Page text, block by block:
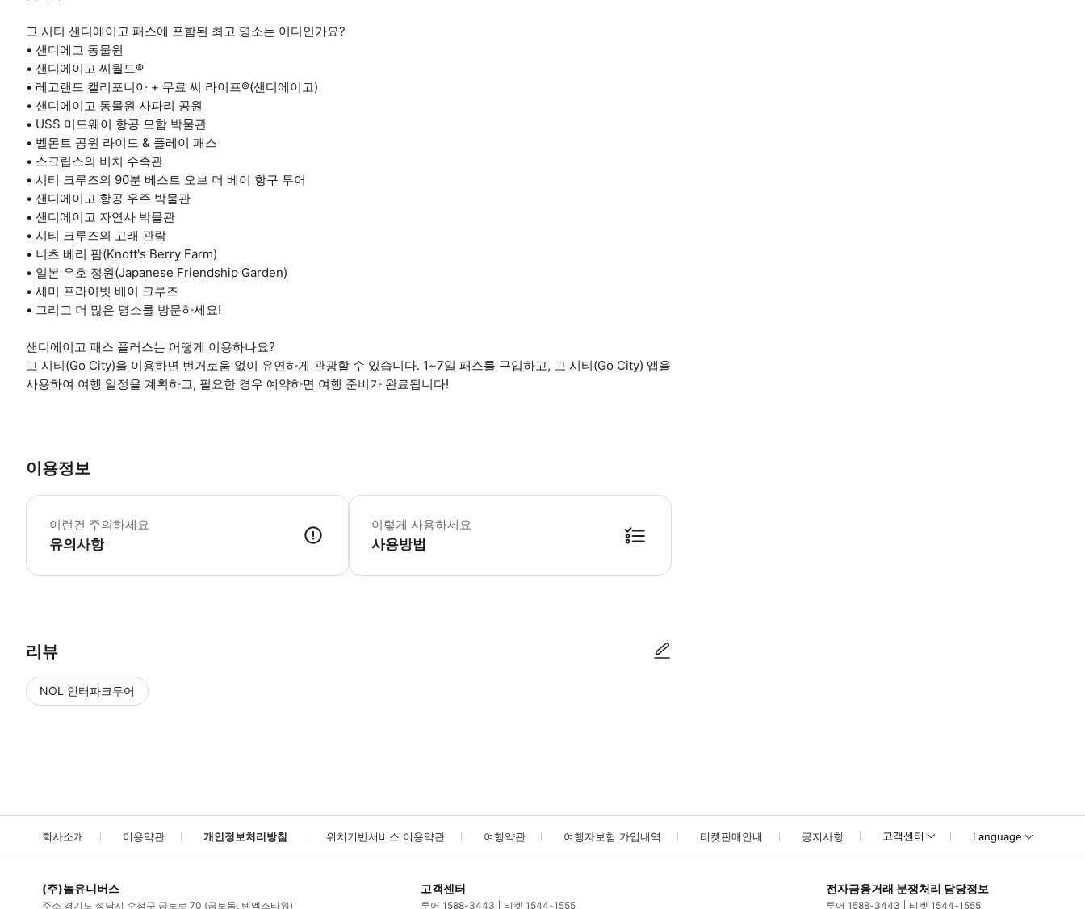
고 시티 샌디에이고 패스에 포함된 최고 명소는 어디인가요?
• 샌디에고 동물원
• 샌디에이고 씨월드®
• 레고랜드 캘리포니아 + 무료 씨 라이프®(샌디에이고)
• 샌디에이고 동물원 사파리 공원
• USS 미드웨이 항공 모함 박물관
• 벨몬트 공원 라이드 & 플레이 패스
• 스크립스의 버치 수족관
• 시티 크루즈의 90분 베스트 오브 더 베이 항구 투어
• 샌디에이고 항공 우주 박물관
• 샌디에이고 자연사 박물관
• 시티 크루즈의 고래 관람
• 너츠 베리 팜(Knott's Berry Farm)
• 일본 우호 정원(Japanese Friendship Garden)
• 세미 프라이빗 베이 크루즈
• 그리고 더 많은 명소를 방문하세요!
샌디에이고 패스 플러스는 어떻게 이용하나요?
고 시티(Go City)을 이용하면 번거로움 없이 유연하게 관광할 수 있습니다. 1~7일 패스를 구입하고, 고 시티(Go City) 앱을
사용하여 여행 일정을 계획하고, 필요한 경우 예약하면 여행 준비가 완료됩니다!
이용정보
이런건 주의하세요
유의사항
• 패스는 구매일로부터 1년간 유효하며, 첫 번째 관광 명소를 방문해야만 활성화됩니다. • 활성화 후, 패스는 구매한 일수(연속) 동안 유효합니다(24시간
이렇게 사용하세요
사용방법
리뷰
NOL 인터파크투어
회사소개 이용약관 개인정보처리방침 위치기반서비스 이용약관 여행약관 여행자보험 가입내역 티켓판매안내 공지사항 고객센터 Language
(주)놀유니버스
주소 경기도 성남시 수정구 금토로 70 (금토동, 텐엑스타워)
고객센터
투어 1588-3443 티켓 1544-1555
전자금융거래 분쟁처리 담당정보
투어 1588-3443 티켓 1544-1555